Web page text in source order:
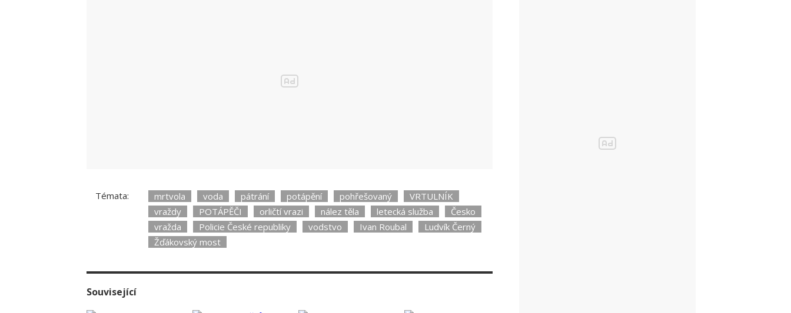
Témata: mrtvola voda pátrání potápění pohřešovaný
VRTULNÍK
vraždy
POTÁPĚČI orličtí vrazi nález těla letecká služba
Česko
vražda
Policie České republiky vodstvo Ivan Roubal
Ludvík Černý
Žďákovský most
Související